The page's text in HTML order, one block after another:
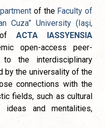
of the Faculty of
Cuza” University (Iaşi,
ACTA IASSYENSIA
open-access peer-
the interdisciplinary
by the universality of the
connections with the
fields, such as cultural
ideas and mentalities,